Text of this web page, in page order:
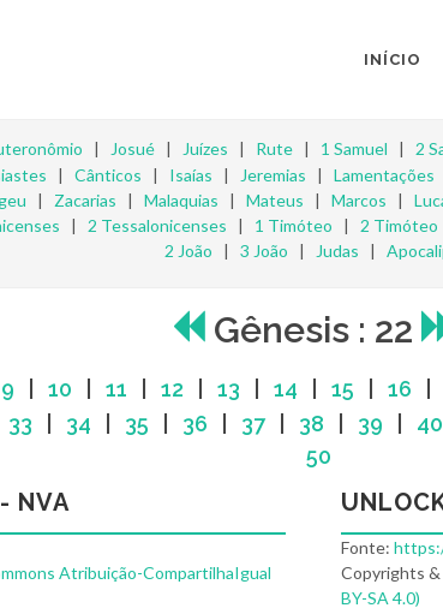
INÍCIO
| Josué| Juízes | Rute| 1 Samuel | 2
| Cânticos | Isaías | Jeremias | Lamentações
| Zacarias | Malaquias | Mateus | Marcos |
| 2 Tessalonicenses | 1 Timóteo | 2 Timóteo
2 João | 3 João | Judas |
Gênesis : 22
9 10 11 12 13 14 15 16
33 34 35 36 37| 38 39 40
50
NVA
Atribuição-CompartilhaIgual
Fonte:
Copyrights
BY-SA 4.0)